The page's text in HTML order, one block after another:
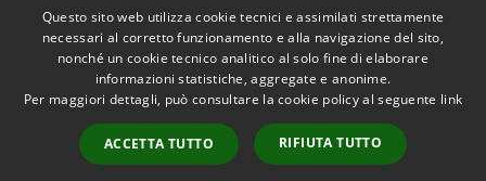
Accessibilità
Copyright © 2026 • Comune di
Vestenanova • Powered by
Municipium•
Accesso
redazione
Questo sito web utilizza cookie tecnici e assimilati strettamente
necessari al corretto funzionamento e alla navigazione del sito,
nonché un cookie tecnico analitico al solo fine di elaborare
informazioni statistiche, aggregate e anonime.
Per maggiori dettagli, può consultare la cookie policy al seguente link
ACCETTA TUTTO RIFIUTA TUTTO